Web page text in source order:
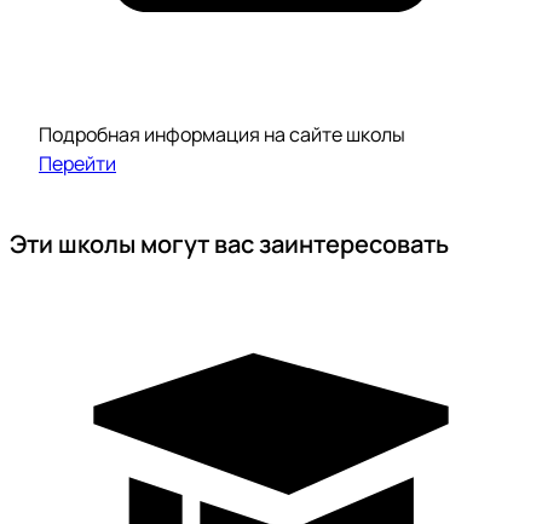
Подробная информация на сайте школы
Перейти
Эти школы могут вас заинтересовать